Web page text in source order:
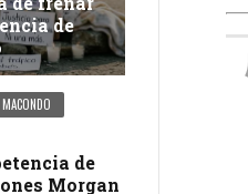
de
de
Morgan